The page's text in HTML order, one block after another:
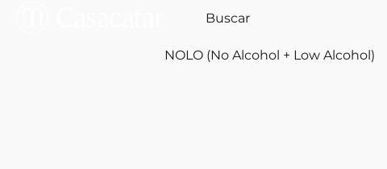
NOLO (No Alcohol + Low Alcohol)